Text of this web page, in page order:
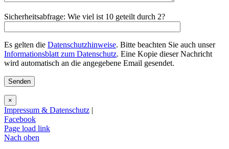
Sicherheitsabfrage: Wie viel ist 10 geteilt durch 2?
Es gelten die Datenschutzhinweise. Bitte beachten Sie auch unser
Informationsblatt zum Datenschutz. Eine Kopie dieser Nachricht
wird automatisch an die angegebene Email gesendet.
×
Impressum & Datenschutz |
Facebook
Page load link
Nach oben